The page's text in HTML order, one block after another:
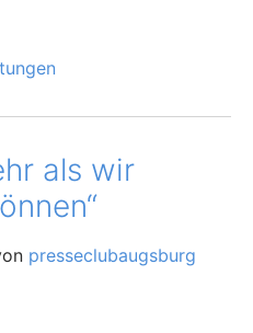
als wir
presseclubaugsburg